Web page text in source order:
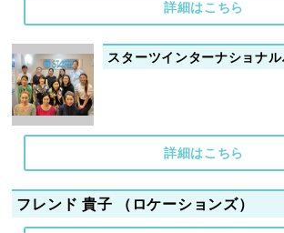
詳細はこちら
スターツインターナショナル
詳細はこちら
フレンド 貴子 （ロケーションズ）